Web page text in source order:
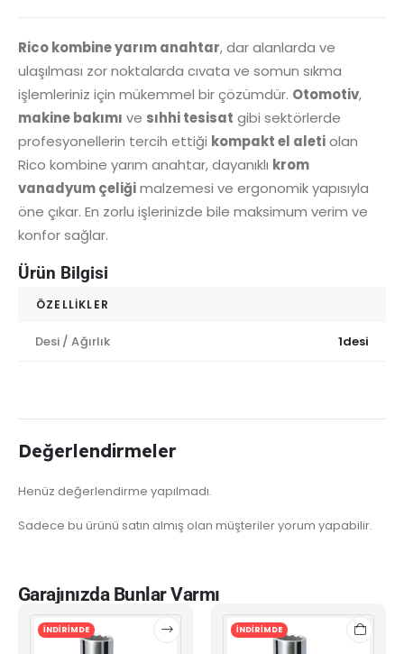
Rico kombine yarım anahtar, dar alanlarda ve
ulaşılması zor noktalarda cıvata ve somun sıkma
işlemleriniz için mükemmel bir çözümdür. Otomotiv,
makine bakımı ve sıhhi tesisat gibi sektörlerde
profesyonellerin tercih ettiği kompakt el aletiolan
Rico kombine yarım anahtar, dayanıklı krom
vanadyum çeliğimalzemesi ve ergonomik yapısıyla
öne çıkar. En zorlu işlerinizde bile maksimum verim ve
konfor sağlar.
Ürün Bilgisi
ÖZELLIKLER
Desi / Ağırlık 1desi
Değerlendirmeler
Henüz değerlendirme yapılmadı.
Sadece bu ürünü satın almış olan müşteriler yorum yapabilir.
Garajınızda Bunlar Varmı
İNDİRİMDE İNDİRİMDE